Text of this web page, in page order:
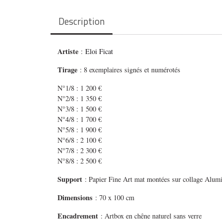
Description
Artiste :Eloi Ficat
Tirage : 8 exemplaires signés et numérotés
N°1/8 : 1 200 €
N°2/8 : 1 350 €
N°3/8 : 1 500 €
N°4/8 : 1 700 €
N°5/8 : 1 900 €
N°6/8 : 2 100 €
N°7/8 : 2 300 €
N°8/8 : 2 500 €
Support : Papier Fine Art mat montées sur collage
Dimensions : 70 x 100 cm
Encadrement : Artbox en chêne naturel sans verre